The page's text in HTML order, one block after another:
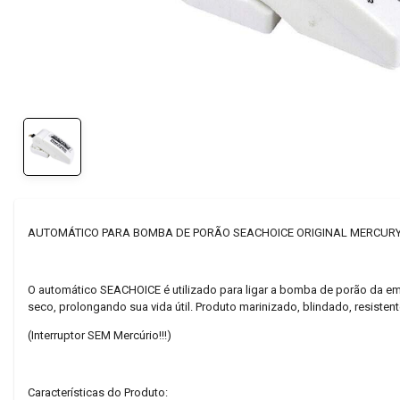
AUTOMÁTICO PARA BOMBA DE PORÃO SEACHOICE ORIGINAL
O automático SEACHOICE é utilizado para ligar a bomba de porão da
seco, prolongando sua vida útil. Produto marinizado, blindado,
(Interruptor SEM Mercúrio!!!)
Características do Produto: